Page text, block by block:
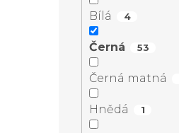
Bílá 4
Černá 53
Černá matná
Hnědá 1